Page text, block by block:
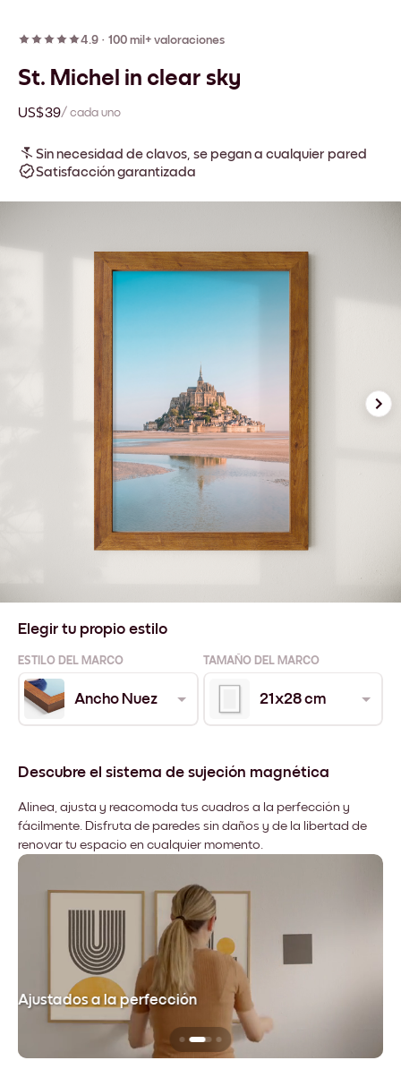
4.9 · 100 mil+ valoraciones
St. Michel in clear sky
US$39/ cada uno
Sin necesidad de clavos, se pegan a cualquier pared
Satisfacción garantizada
Elegir tu propio estilo
ESTILO DEL MARCO TAMAÑO DEL MARCO
Ancho Nuez 21x28 cm
Descubre el sistema de sujeción magnética
Alinea, ajusta y reacomoda tus cuadros a la perfección y
fácilmente. Disfruta de paredes sin daños y de la libertad de
renovar tu espacio en cualquier momento.
Ajustados a la perfección